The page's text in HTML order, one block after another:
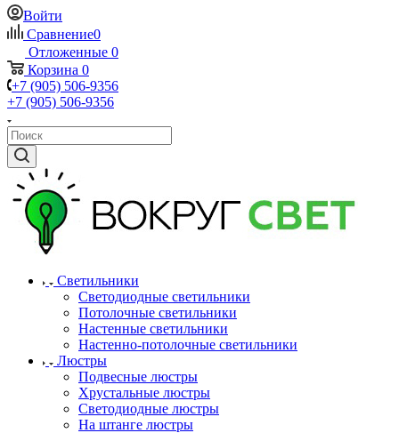
Войти
Сравнение0
Отложенные 0
Корзина 0
+7 (905) 506-9356
+7 (905) 506-9356
Светильники
Светодиодные светильники
Потолочные светильники
Настенные светильники
Настенно-потолочные светильники
Люстры
Подвесные люстры
Хрустальные люстры
Светодиодные люстры
На штанге люстры